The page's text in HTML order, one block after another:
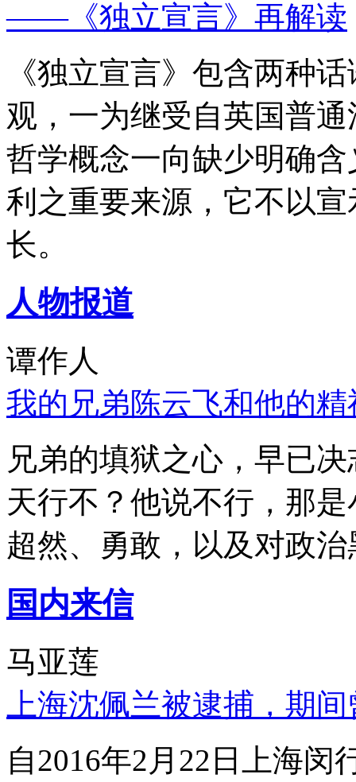
——《独立宣言》再解读
《独立宣言》包含两种
观，一为继受自英国普
哲学概念一向缺少明确
利之重要来源，它不以
长。
人物报道
谭作人
我的兄弟陈云飞和他的
兄弟的填狱之心，早已
天行不？他说不行，那
超然、勇敢，以及对政
国内来信
马亚莲
上海沈佩兰被逮捕，期
自2016年2月22日上海